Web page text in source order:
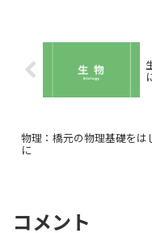
物理：橋元の物理基礎をは
に
コメント